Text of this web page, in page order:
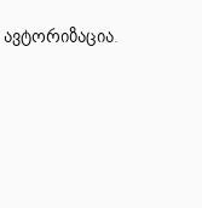
ავტორიზაცია.